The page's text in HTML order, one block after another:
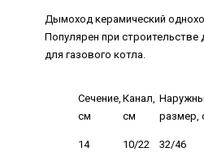
Дымоход керамический
Популярен при
для газового котла.
Сечение,
см
Канал,
см
размер,
14 10/22 32/46